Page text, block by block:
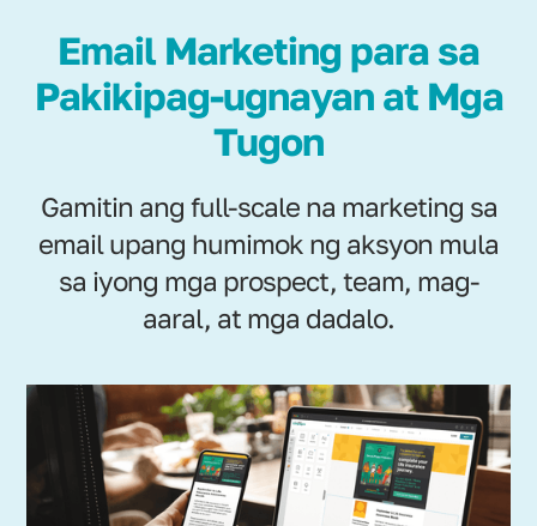
Email Marketing para sa
Pakikipag-ugnayan at Mga
Tugon
Gamitin ang full-scale na marketing sa
email upang humimok ng aksyon mula
sa iyong mga prospect, team, mag-
aaral, at mga dadalo.